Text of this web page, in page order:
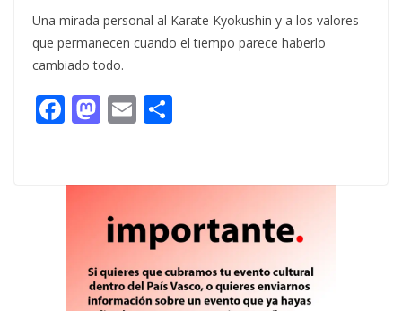
Una mirada personal al Karate Kyokushin y a los valores
que permanecen cuando el tiempo parece haberlo
cambiado todo.
F
b
M
d
o
n
E
l p
ar
ti
r